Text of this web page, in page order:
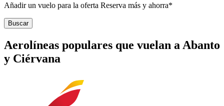
Añadir un vuelo para la oferta Reserva más y ahorra*
Buscar
Aerolíneas populares que vuelan a Abanto
y Ciérvana